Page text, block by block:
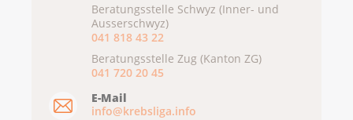
Beratungsstelle Schwyz (Inner- und
Ausserschwyz)
041 818 43 22
Beratungsstelle Zug (Kanton ZG)
041 720 20 45
E-Mail
info@krebsliga.info